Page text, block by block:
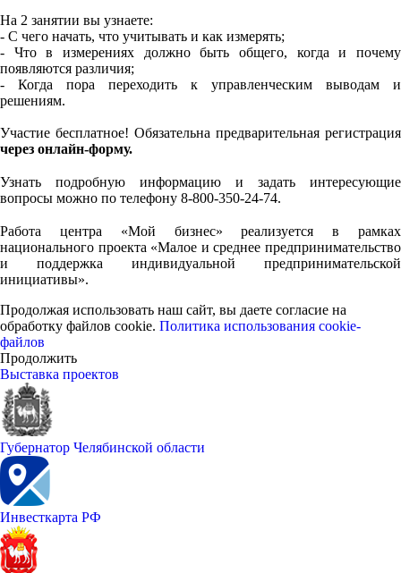
На 2 занятии вы узнаете:
- С чего начать, что учитывать и как измерять;
- Что в измерениях должно быть общего, когда и почему
появляются различия;
- Когда пора переходить к управленческим выводам и
решениям.
Участие бесплатное! Обязательна предварительная регистрация
через онлайн-форму.
Узнать подробную информацию и задать интересующие
вопросы можно по телефону 8-800-350-24-74.
Работа центра «Мой бизнес» реализуется в рамках
национального проекта «Малое и среднее предпринимательство
и поддержка индивидуальной предпринимательской
инициативы».
Продолжая использовать наш сайт, вы даете согласие на
обработку файлов cookie. Политика использования cookie-
файлов
Продолжить
Выставка проектов
Губернатор Челябинской области
Инвесткарта РФ